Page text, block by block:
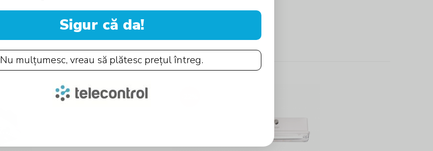
RECOMANDARI
Sigur că da!
Nu mulțumesc, vreau să plătesc prețul întreg.